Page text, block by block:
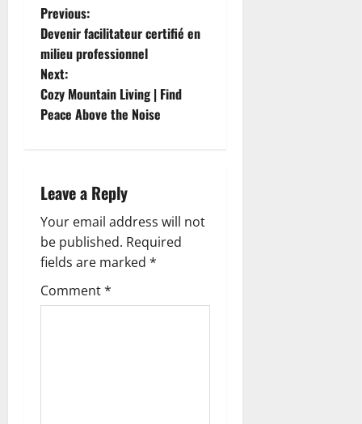
P
o
s
t
a
v
i
g
Previous:
Devenir facilitateur certifié en
milieu professionnel
Next:
Cozy Mountain Living | Find
Peace Above the Noise
Leave a Reply
Your email address will not
be published. Required
fields are marked *
Comment*